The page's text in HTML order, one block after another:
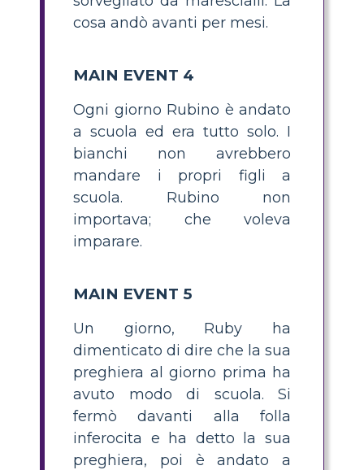
cosa andò avanti per mesi.
MAIN EVENT 4
Ogni giorno Rubino è andato
a scuola ed era tutto solo. I
bianchi non avrebbero
mandare i propri figli a
scuola. Rubino non
importava; che voleva
imparare.
MAIN EVENT 5
Un giorno, Ruby ha
dimenticato di dire che la sua
preghiera al giorno prima ha
avuto modo di scuola. Si
fermò davanti alla folla
inferocita e ha detto la sua
preghiera, poi è andato a